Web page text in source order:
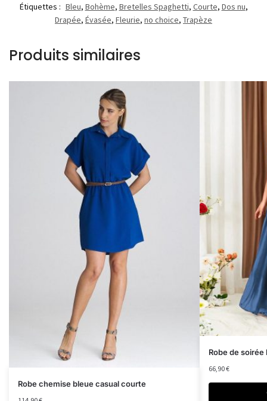
Étiquettes : Bleu, Bohème, Bretelles Spaghetti, Courte, Dos nu,
Drapée, Évasée, Fleurie, no choice, Trapèze
Produits similaires
Robe chemise bleue casual courte
Robe de
66,90€